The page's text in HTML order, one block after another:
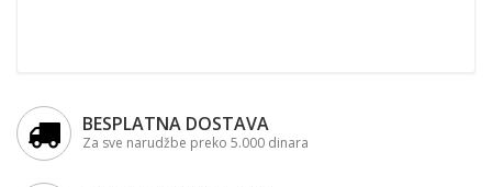
BESPLATNA DOSTAVA
Za sve narudžbe preko 5.000 dinara